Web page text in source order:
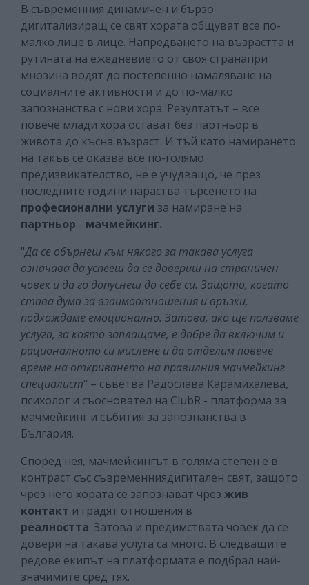
В съвременния динамичен и бързо
дигитализиращ се свят хората общуват все по-
малко лице в лице. Напредването на възрастта и
рутината на ежедневието от своя странапри
мнозина водят до постепенно намаляване на
социалните активности и до по-малко
запознанства с нови хора. Резултатът – все
повече млади хора остават без партньор в
живота до късна възраст. И тъй като намирането
на такъв се оказва все по-голямо
предизвикателство, не е учудващо, че през
последните години нараства търсенето на
професионални услуги за намиране на
партньор - мачмейкинг.
"Да се обърнеш към някого за такава услуга
означава да успееш да се довериш на страничен
човек и да го допуснеш до себе си. Защото, когато
става дума за взаимоотношения и връзки,
подхождаме емоционално. Затова, ако ще ползваме
услуга, за която заплащаме, е добре да включим и
рационалното си мислене и да отделим повече
време на откриването на правилния мачмейкинг
специалист" – съветва Радослава Карамихалева,
психолог и съосновател на ClubR - платформа за
мачмейкинг и събития за запознанства в
България.
Според нея, мачмейкингът в голяма степен е в
контраст със съвременниядигитален свят, защото
чрез него хората се запознават чрез жив
контакт и градят отношения в
реалността. Затова и предимствата човек да се
довери на такава услуга са много. В следващите
редове екипът на платформата е подбрал най-
значимите сред тях.